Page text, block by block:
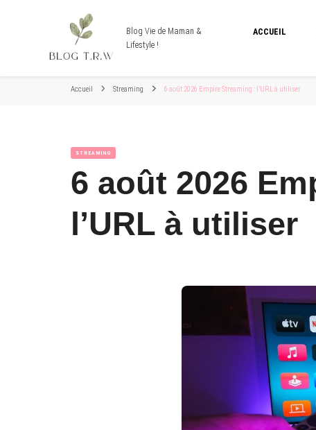
Blog Vie de Maman &
Lifestyle !
ACCUEIL
Accueil Streaming 6 août 2026 Empire Streaming : l’URL à utiliser
STREAMING
6 août 2026
l’URL à utiliser